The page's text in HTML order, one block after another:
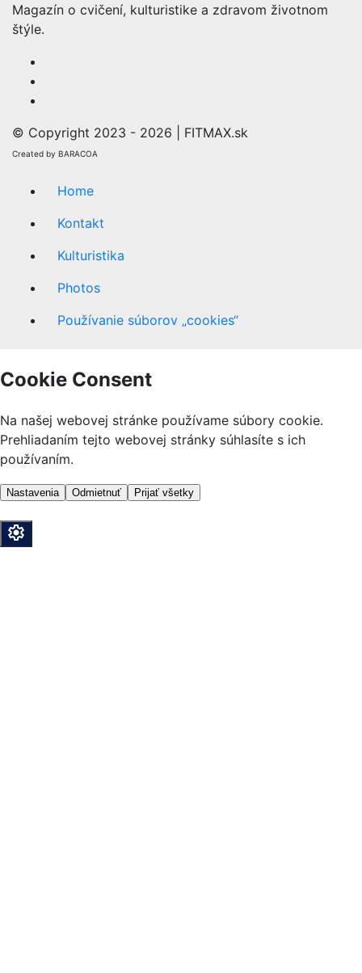
Magazín o cvičení, kulturistike a zdravom životnom
štýle.
© Copyright 2023 - 2026 | FITMAX.sk
Created by BARACOA
Home
Kontakt
Kulturistika
Photos
Používanie súborov „cookies“